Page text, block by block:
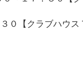
０【クラブハウス